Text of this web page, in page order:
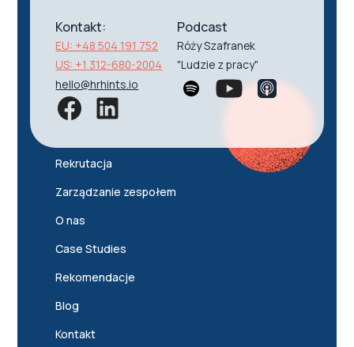
Kontakt:
EU: +48 504 191 752
US: +1 312-680-2004
hello@hrhints.io
Podcast
Róży Szafranek
"Ludzie z pracy"
Rekrutacja
Zarządzanie zespołem
O nas
Case Studies
Rekomendacje
Blog
Kontakt